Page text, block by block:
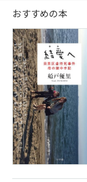
おすすめの本